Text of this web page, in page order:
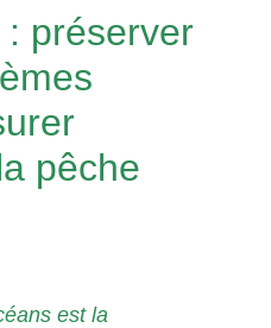
préserver
pêche
est la